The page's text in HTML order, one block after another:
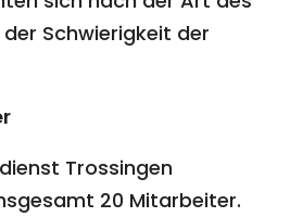
Schwierigkeit der
Trossingen
20 Mitarbeiter.